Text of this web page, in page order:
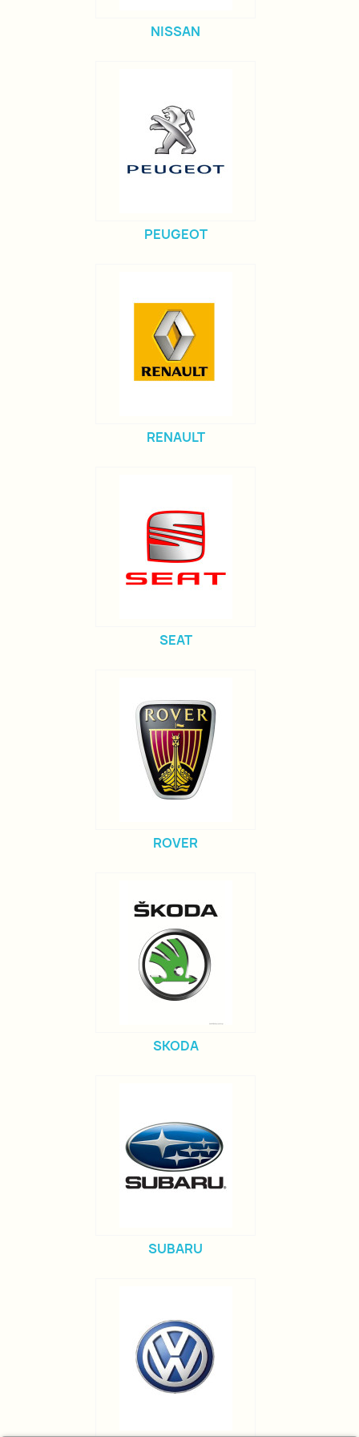
NISSAN
PEUGEOT
RENAULT
SEAT
ROVER
SKODA
SUBARU